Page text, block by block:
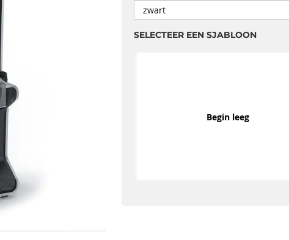
SELECTEER EEN SJABLOON
Begin leeg